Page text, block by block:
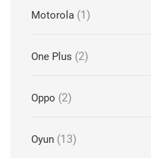
Motorola (1)
One Plus (2)
Oppo (2)
Oyun (13)